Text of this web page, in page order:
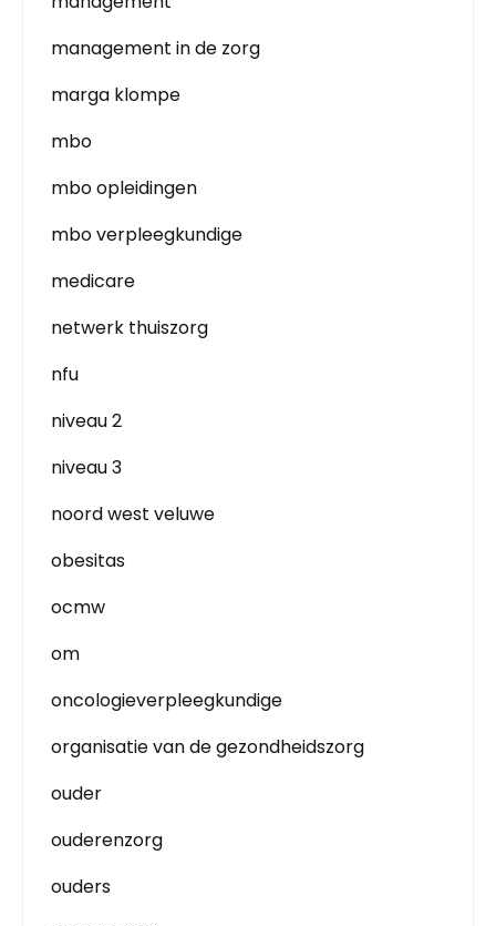
management in de zorg
marga klompe
mbo
mbo opleidingen
mbo verpleegkundige
medicare
netwerk thuiszorg
nfu
niveau 2
niveau 3
noord west veluwe
obesitas
ocmw
om
oncologieverpleegkundige
organisatie van de gezondheidszorg
ouder
ouderenzorg
ouders